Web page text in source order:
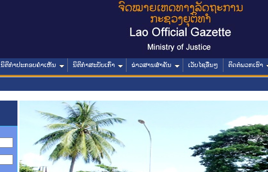
ນິຕິກໍາປະກອບຄໍາເຫັນ ນິຕິກໍາສະບັບເກົ່າ ຂ່າວສານສໍາຄັນ ເວັບໄຊອື່ນໆ ຕິດຕໍ່ພວກເຮົາ